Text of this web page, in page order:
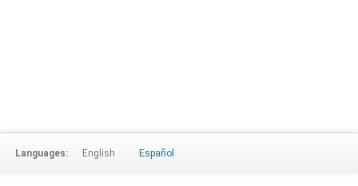
Languages: English Español